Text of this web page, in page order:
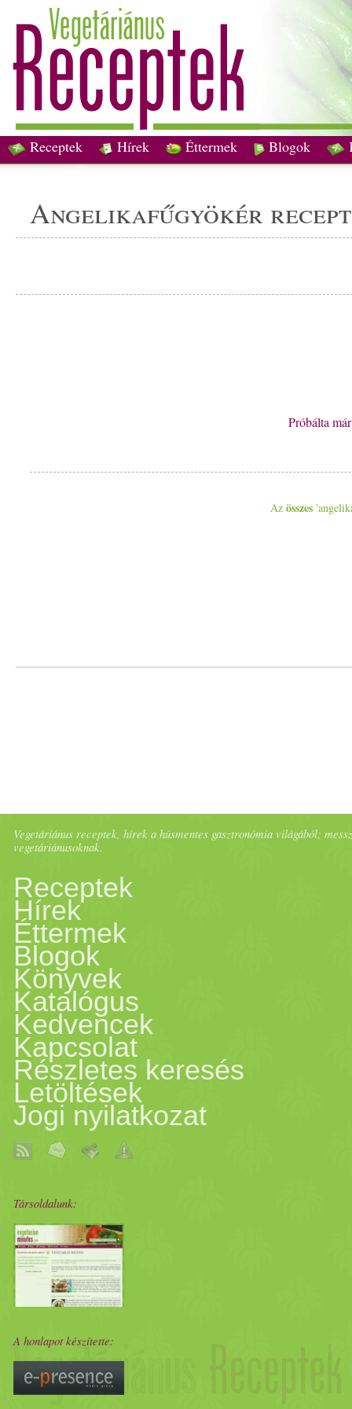
Receptek Hírek Éttermek Blogok
angelikafűgyökér
Próbálta
Azösszes
Vegetáriánus receptek, hírek a húsmentes gasztronómia világából;
vegetáriánusoknak.
Receptek
Hírek
Éttermek
Blogok
Könyvek
Katalógus
Kedvencek
Kapcsolat
Részletes keresés
Letöltések
Jogi nyilatkozat
Társoldalunk:
A honlapot készítette: